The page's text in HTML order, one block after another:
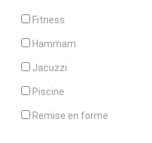
Fitness
Hammam
Jacuzzi
Piscine
Remise en forme